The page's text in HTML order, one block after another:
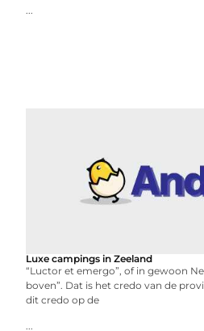
...
Luxe campings in Zeeland
“Luctor et emergo”, of in gewoon
boven”. Dat is het credo van de
dit credo op de
...